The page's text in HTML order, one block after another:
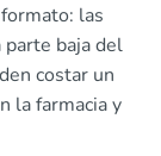
las
baja del
costar un
la farmacia y